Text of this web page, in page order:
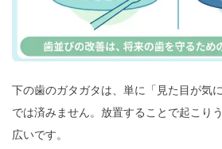
下の歯のガタガタは、単に「見た目が気
では済みません。放置することで起こり
広いです。